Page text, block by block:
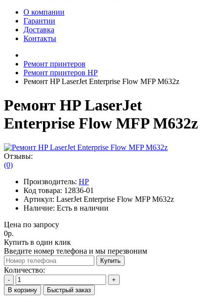
О компании
Гарантии
Доставка
Контакты
Ремонт принтеров
Ремонт принтеров HP
Ремонт HP LaserJet Enterprise Flow MFP M632z
Ремонт HP LaserJet
Enterprise Flow MFP M632z
Отзывы:
(0)
Производитель: HP
Код товара: 12836-01
Артикул: LaserJet Enterprise Flow MFP M632z
Наличие: Есть в наличии
Цена по запросу
0р.
Купить в один клик
Введите номер телефона и мы перезвоним
Купить
Количество:
-
+
В корзину
Быстрый заказ